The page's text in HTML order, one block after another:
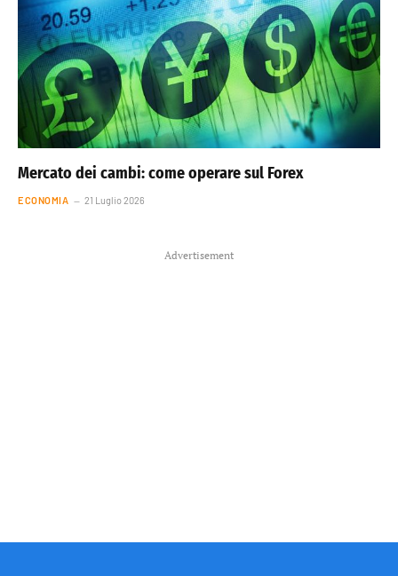
Mercato dei cambi: come operare sul Forex
ECONOMIA 21 Luglio 2026
Advertisement